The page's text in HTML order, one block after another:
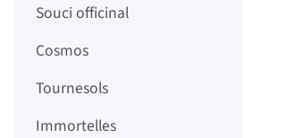
Souci officinal
Cosmos
Tournesols
Immortelles